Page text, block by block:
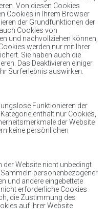
Von diesen Cookies
Cookies in Ihrem Browser
der Grundfunktionen der
Cookies von
und nachvollziehen können,
werden nur mit Ihrer
Sie haben auch die
Das Deaktivieren einiger
Surferlebnis auswirken.
Funktionieren der
enthält nur Cookies,
der Website
keine persönlichen
der Website nicht unbedingt
personenbezogener
und andere eingebettete
nicht erforderliche Cookies
die Zustimmung des
auf Ihrer Website